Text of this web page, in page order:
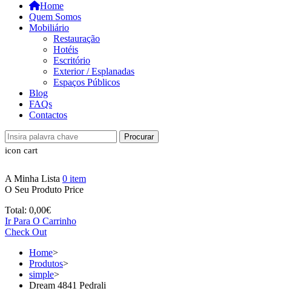
Home
Quem Somos
Mobiliário
Restauração
Hotéis
Escritório
Exterior / Esplanadas
Espaços Públicos
Blog
FAQs
Contactos
Procurar
icon cart
A Minha Lista 0 item
O Seu Produto Price
Total: 0,00€
Ir Para O Carrinho
Check Out
Home>
Produtos>
simple>
Dream 4841 Pedrali